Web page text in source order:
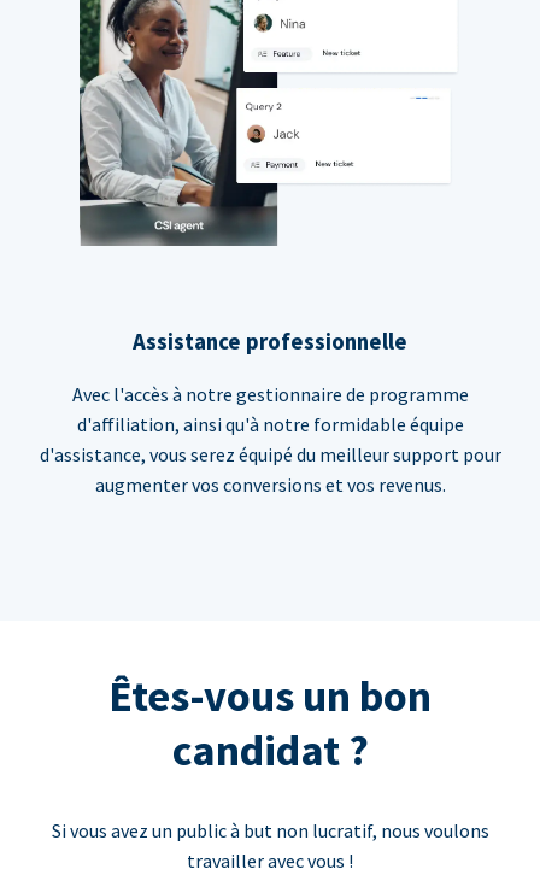
Assistance professionnelle
Avec l'accès à notre gestionnaire de programme
d'affiliation, ainsi qu'à notre formidable équipe
d'assistance, vous serez équipé du meilleur support pour
augmenter vos conversions et vos revenus.
Êtes-vous un bon
candidat ?
Si vous avez un public à but non lucratif, nous voulons
travailler avec vous !